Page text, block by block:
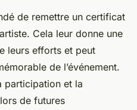
de remettre un certificat
Cela leur donne une
leurs efforts et peut
de l’événement.
participation et la
de futures